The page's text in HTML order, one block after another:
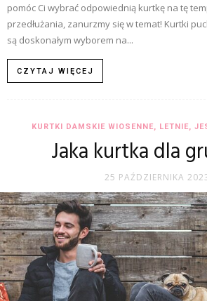
pomóc Ci wybrać odpowiednią kurtkę na tę
przedłużania, zanurzmy się w temat! Kurtki
są doskonałym wyborem na...
CZYTAJ WIĘCEJ
KURTKI DAMSKIE WIOSENNE, LETNIE,
Jaka kurtka dla
25 PAŹDZIERNIKA